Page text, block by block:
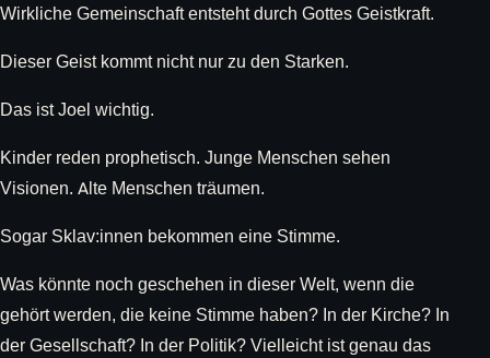
Wirkliche Gemeinschaft entsteht durch Gottes Geistkraft.
Dieser Geist kommt nicht nur zu den Starken.
Das ist Joel wichtig.
Kinder reden prophetisch. Junge Menschen sehen
Visionen. Alte Menschen träumen.
Sogar Sklav:innen bekommen eine Stimme.
Was könnte noch geschehen in dieser Welt, wenn die
gehört werden, die keine Stimme haben? In der Kirche? In
der Gesellschaft? In der Politik? Vielleicht ist genau das